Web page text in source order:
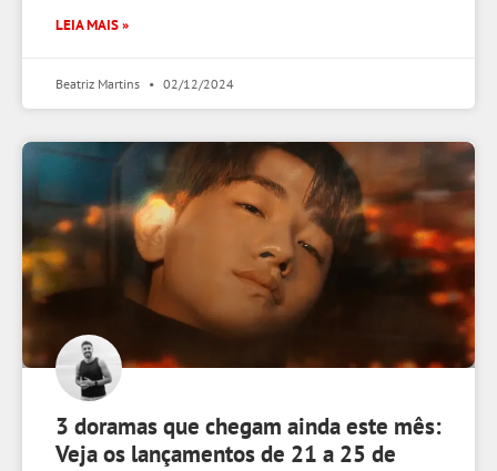
LEIA MAIS »
Beatriz Martins 02/12/2024
3 doramas que chegam ainda este mês:
Veja os lançamentos de 21 a 25 de